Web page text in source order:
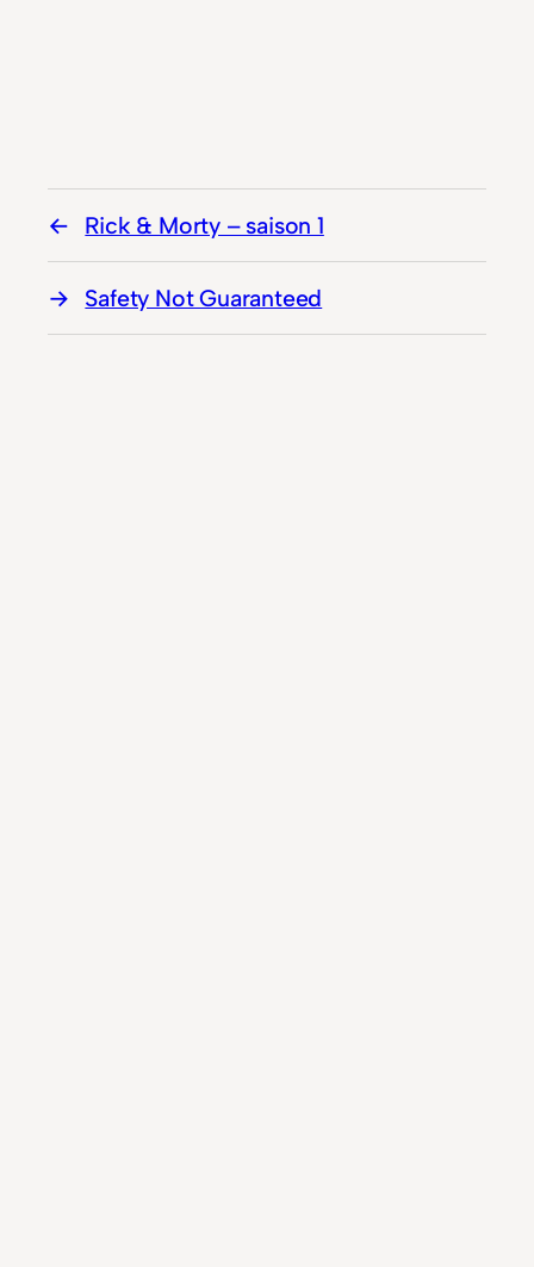
Rick & Morty – saison 1
Safety Not Guaranteed